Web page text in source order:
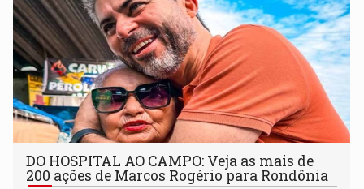
DO HOSPITAL AO CAMPO: Veja as mais de
200 ações de Marcos Rogério para Rondônia